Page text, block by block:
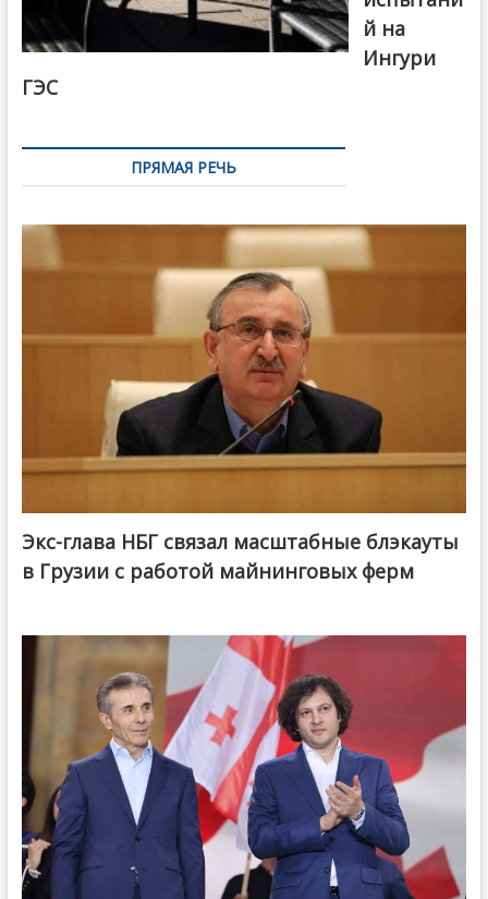
й на
Ингури
ГЭС
ПРЯМАЯ РЕЧЬ
Экс-глава НБГ связал масштабные блэкауты
в Грузии с работой майнинговых ферм